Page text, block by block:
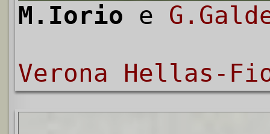
M.Iorio e
Verona Hellas-